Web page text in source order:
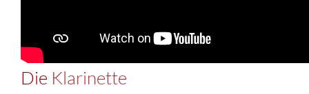
Die Klarinette